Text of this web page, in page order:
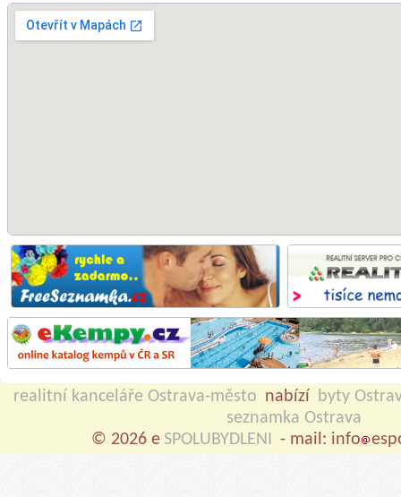
realitní kanceláře Ostrava-město nabízí byty
seznamka Ostrava
© 2026 e SPOLUBYDLENI - mail: info